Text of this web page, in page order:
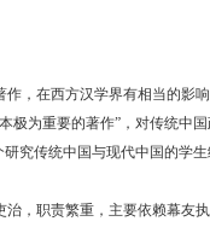
在西方汉学界有相当的影
极为重要的著作”，对传统中
究传统中国与现代中国的学
职责繁重，主要依赖幕友